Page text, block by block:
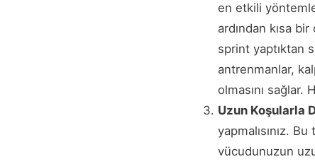
en etkili
ardından kısa
sprint yaptıktan
antrenmanlar,
olmasını sağlar.
Uzun Koşularla
yapmalısınız.
vücudunuzun